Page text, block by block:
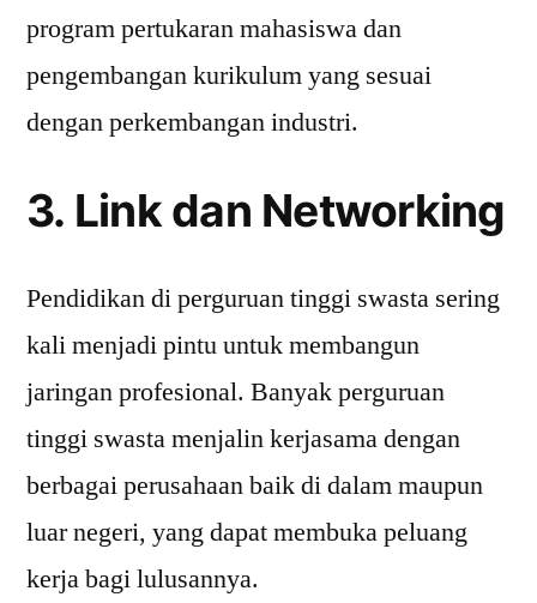
program pertukaran mahasiswa dan
pengembangan kurikulum yang sesuai
dengan perkembangan industri.
3. Link dan Networking
Pendidikan di perguruan tinggi swasta sering
kali menjadi pintu untuk membangun
jaringan profesional. Banyak perguruan
tinggi swasta menjalin kerjasama dengan
berbagai perusahaan baik di dalam maupun
luar negeri, yang dapat membuka peluang
kerja bagi lulusannya.